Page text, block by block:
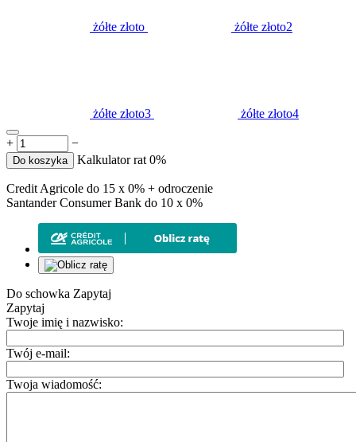
żółte złoto żółte złoto2
żółte złoto3 żółte złoto4
+ −
Do koszyka Kalkulator rat 0%
Credit Agricole do 15 x 0% + odroczenie
Santander Consumer Bank do 10 x 0%
Do schowka Zapytaj
Zapytaj
Twoje imię i nazwisko:
Twój e-mail:
Twoja wiadomość: